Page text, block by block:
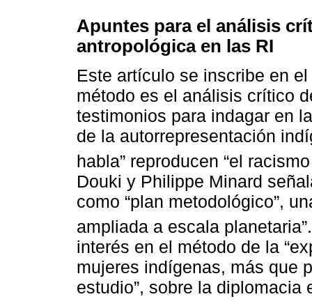
Apuntes para el análisis
antropológica en las RI
Este artículo se inscribe en
método es el análisis crítico
testimonios para indagar en
de la autorrepresentación
habla” reproducen “el
Douki y Philippe Minard
como “plan metodológico”,
ampliada a escala planetaria”.
interés en el método de la
mujeres indígenas, más que
estudio”, sobre la